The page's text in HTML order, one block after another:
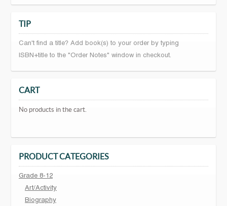
TIP
Can't find a title? Add book(s) to your order by typing
ISBN+title to the "Order Notes" window in checkout.
CART
No products in the cart.
PRODUCT CATEGORIES
Grade 8-12
Art/Activity
Biography